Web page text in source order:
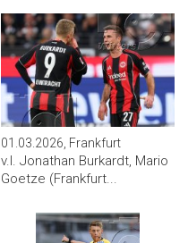
01.03.2026, Frankfurt
v.l. Jonathan Burkardt, Mario
Goetze (Frankfurt...